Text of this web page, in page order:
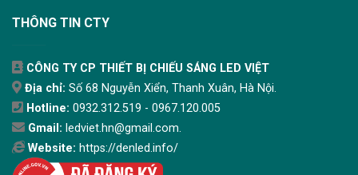
THÔNG TIN CTY
CÔNG TY CP THIẾT BỊ CHIẾU SÁNG LED VIỆT
Địa chỉ: Số 68 Nguyễn Xiển, Thanh Xuân, Hà Nội.
Hotline: 0932.312.519 - 0967.120.005
Gmail: ledviet.hn@gmail.com.
Website: https://denled.info/